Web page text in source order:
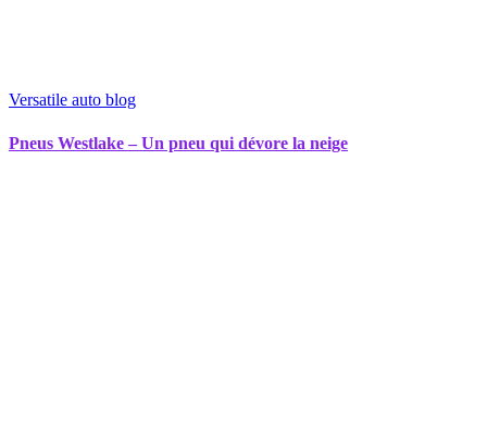
Versatile auto blog
Pneus Westlake – Un pneu qui dévore la neige